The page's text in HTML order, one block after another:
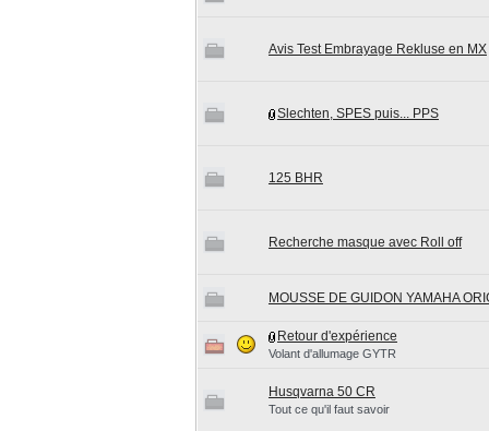
Avis Test Embrayage Rekluse en MX
Slechten, SPES puis... PPS
125 BHR
Recherche masque avec Roll off
MOUSSE DE GUIDON YAMAHA
Retour d'expérience
Volant d'allumage GYTR
Husqvarna 50 CR
Tout ce qu'il faut savoir